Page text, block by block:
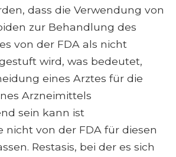
dass die Verwendung von
zur Behandlung des
von der FDA als nicht
wird, was bedeutet,
eines Arztes für die
Arzneimittels
sein kann ist
nicht von der FDA für diesen
Restasis, bei der es sich